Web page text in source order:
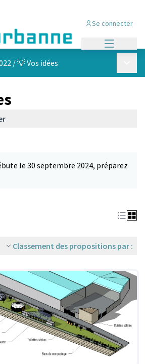
Se connecter
/💡 Vos idées
le 30 septembre 2024, préparez
Classement des propositions par :